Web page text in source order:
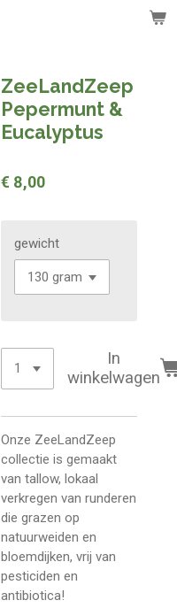
ZeeLandZeep
Pepermunt &
Eucalyptus
€ 8,00
gewicht
In
winkelwagen
Onze ZeeLandZeep
collectie is gemaakt
van tallow, lokaal
verkregen van runderen
die grazen op
natuurweiden en
bloemdijken, vrij van
pesticiden en
antibiotica!